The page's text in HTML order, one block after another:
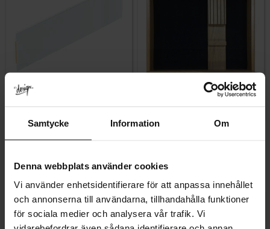
Samtycke Information Om
Denna webbplats använder cookies
Vi använder enhetsidentifierare för att anpassa innehållet
och annonserna till användarna, tillhandahålla funktioner
för sociala medier och analysera vår trafik. Vi
Lagre som